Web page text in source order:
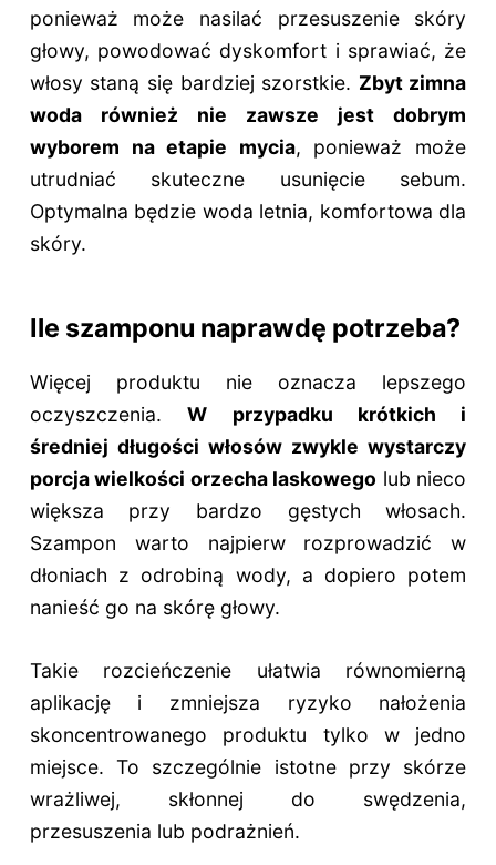
ponieważ może nasilać przesuszenie skóry
głowy, powodować dyskomfort i sprawiać, że
włosy staną się bardziej szorstkie. Zbyt zimna
woda również nie zawsze jest dobrym
wyborem na etapie mycia, ponieważ może
utrudniać skuteczne usunięcie sebum.
Optymalna będzie woda letnia, komfortowa dla
skóry.
Ile szamponu naprawdę potrzeba?
Więcej produktu nie oznacza lepszego
oczyszczenia.W przypadku krótkich i
średniej długości włosów zwykle wystarczy
porcja wielkości orzecha laskowego lub nieco
większa przy bardzo gęstych włosach.
Szampon warto najpierw rozprowadzić w
dłoniach z odrobiną wody, a dopiero potem
nanieść go na skórę głowy.
Takie rozcieńczenie ułatwia równomierną
aplikację i zmniejsza ryzyko nałożenia
skoncentrowanego produktu tylko w jedno
miejsce. To szczególnie istotne przy skórze
wrażliwej, skłonnej do swędzenia,
przesuszenia lub podrażnień.